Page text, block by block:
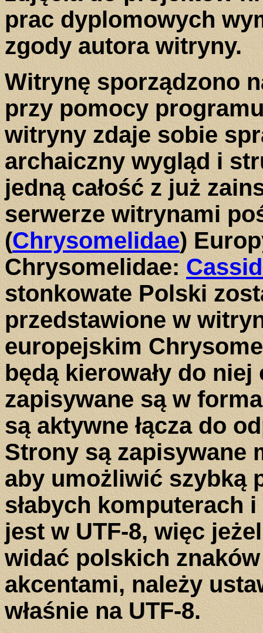
prac dyplomowych
zgody autora witryny.
Witrynę sporządzono
przy pomocy
witryny zdaje sobie
archaiczny wygląd i
jedną całość z już
serwerze witrynami
(Chrysomelidae)
Chrysomelidae:
stonkowate Polski
przedstawione w
europejskim
będą kierowały do
zapisywane są w
są aktywne łącza do
Strony są zapisywane
aby umożliwić szybką
słabych komputerach
jest w UTF-8, więc
widać polskich
akcentami, należy
właśnie na UTF-8.